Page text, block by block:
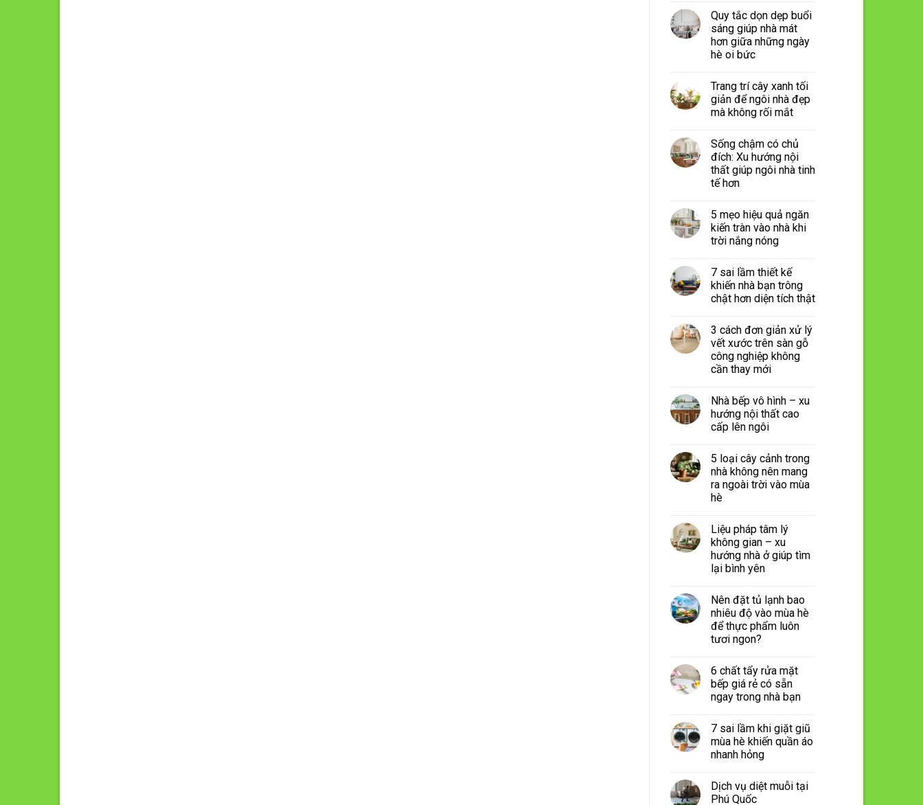
Quy tắc dọn dẹp buổi
sáng giúp nhà mát
hơn giữa những ngày
hè oi bức
Trang trí cây xanh tối
giản để ngôi nhà đẹp
mà không rối mắt
Sống chậm có chủ
đích: Xu hướng nội
thất giúp ngôi nhà tinh
tế hơn
5 mẹo hiệu quả ngăn
kiến tràn vào nhà khi
trời nắng nóng
7 sai lầm thiết kế
khiến nhà bạn trông
chật hơn diện tích thật
3 cách đơn giản xử lý
vết xước trên sàn gỗ
công nghiệp không
cần thay mới
Nhà bếp vô hình – xu
hướng nội thất cao
cấp lên ngôi
5 loại cây cảnh trong
nhà không nên mang
ra ngoài trời vào mùa
hè
Liệu pháp tâm lý
không gian – xu
hướng nhà ở giúp tìm
lại bình yên
Nên đặt tủ lạnh bao
nhiêu độ vào mùa hè
để thực phẩm luôn
tươi ngon?
6 chất tẩy rửa mặt
bếp giá rẻ có sẵn
ngay trong nhà bạn
7 sai lầm khi giặt giũ
mùa hè khiến quần áo
nhanh hỏng
Dịch vụ diệt muỗi tại
Phú Quốc